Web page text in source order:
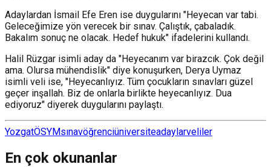
Adaylardan İsmail Efe Eren ise duygularını "Heyecan var tabi.
Geleceğimize yön verecek bir sınav. Çalıştık, çabaladık.
Bakalım sonuç ne olacak. Hedef hukuk" ifadelerini kullandı.
Halil Rüzgar isimli aday da "Heyecanım var birazcık. Çok değil
ama. Olursa mühendislik" diye konuşurken, Derya Uymaz
isimli veli ise, "Heyecanlıyız. Tüm çocukların sınavları güzel
geçer inşallah. Biz de onlarla birlikte heyecanlıyız. Dua
ediyoruz" diyerek duygularını paylaştı.
YozgatÖSYMsınavöğrenciüniversiteadaylarveliler
En çok okunanlar